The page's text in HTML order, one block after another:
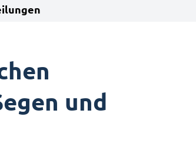
und